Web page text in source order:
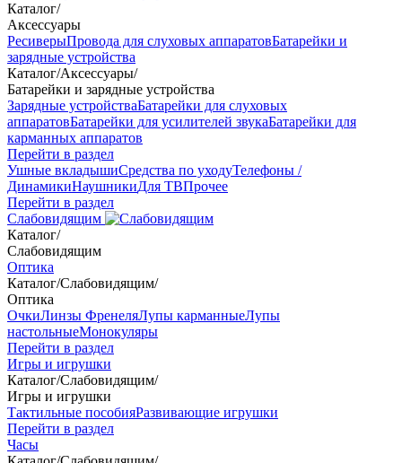
Каталог/
Аксессуары
РесиверыПровода для слуховых аппаратовБатарейки и
зарядные устройства
Каталог/Аксессуары/
Батарейки и зарядные устройства
Зарядные устройстваБатарейки для слуховых
аппаратовБатарейки для усилителей звукаБатарейки для
карманных аппаратов
Перейти в раздел
Ушные вкладышиСредства по уходуТелефоны /
ДинамикиНаушникиДля ТВПрочее
Перейти в раздел
Слабовидящим
Каталог/
Слабовидящим
Оптика
Каталог/Слабовидящим/
Оптика
ОчкиЛинзы ФренеляЛупы карманныеЛупы
настольныеМонокуляры
Перейти в раздел
Игры и игрушки
Каталог/Слабовидящим/
Игры и игрушки
Тактильные пособияРазвивающие игрушки
Перейти в раздел
Часы